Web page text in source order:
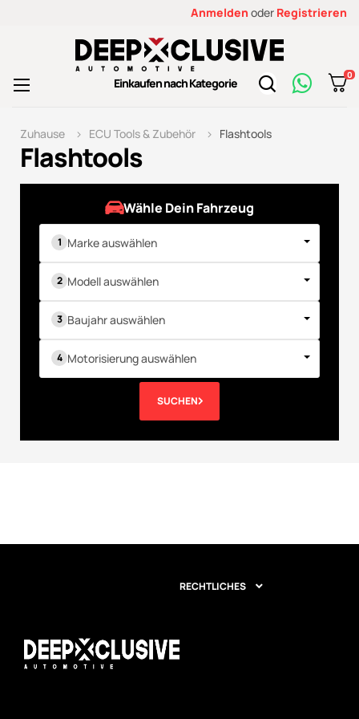
Anmelden oder Registrieren
Einkaufen nach Kategorie
0
Toggle
☰
Flashtools
Zuhause ECU Tools & Zubehör Flashtools
Wähle Dein Fahrzeug
Marke auswählen
Modell auswählen
Baujahr auswählen
Motorisierung auswählen
SUCHEN
RECHTLICHES 